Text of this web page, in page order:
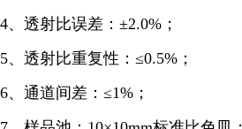
4、透射比误差：±2.0%；
5、透射比重复性：≤0.5%；
6、通道间差：≤1%；